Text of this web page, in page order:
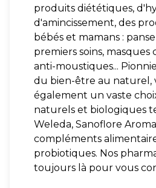
produits diététiques,
d'amincissement, des
bébés et mamans :
premiers soins, masques
anti-moustiques...
du bien-être au naturel,
également un vaste
naturels et biologiques
Weleda, Sanoflore
compléments
probiotiques. Nos
toujours là pour vous